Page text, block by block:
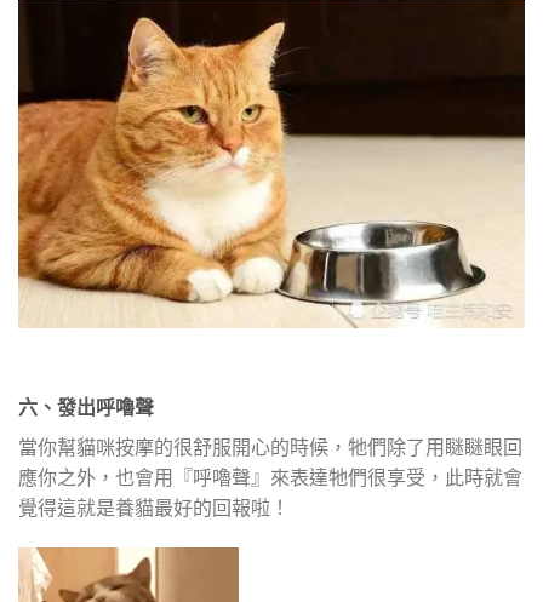
六、發出呼嚕聲
當你幫貓咪按摩的很舒服開心的時候，牠們除了用瞇瞇眼回
應你之外，也會用『呼嚕聲』來表達牠們很享受，此時就會
覺得這就是養貓最好的回報啦！